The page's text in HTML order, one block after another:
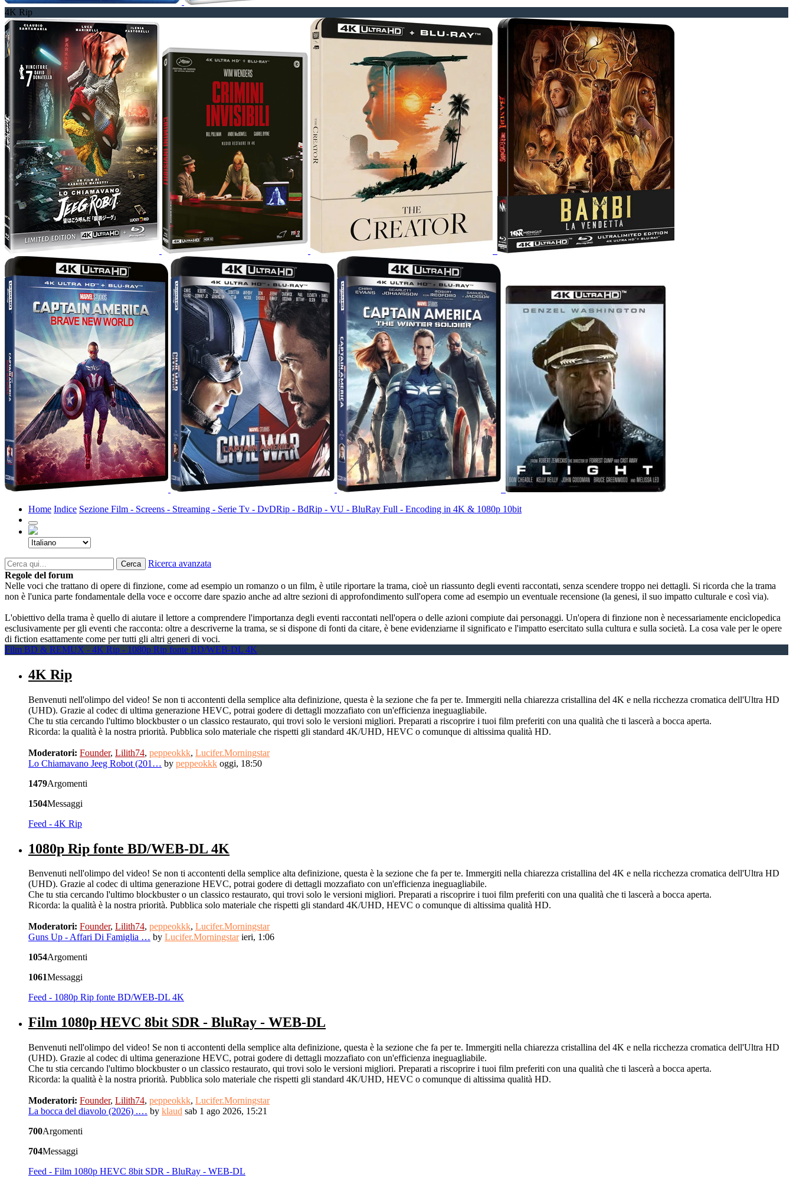
4K Rip
Home Indice Sezione Film - Screens - Streaming - Serie Tv - DvDRip - BdRip - VU - BluRay Full - Encoding in 4K & 1080p 10bit
Cerca
Ricerca avanzata
Regole del forum
Nelle voci che trattano di opere di finzione, come ad esempio un romanzo o un film, è utile riportare la trama, cioè un riassunto degli eventi raccontati, senza scendere troppo nei dettagli. Si ricorda che la trama
non è l'unica parte fondamentale della voce e occorre dare spazio anche ad altre sezioni di approfondimento sull'opera come ad esempio un eventuale recensione (la genesi, il suo impatto culturale e così via).
L'obiettivo della trama è quello di aiutare il lettore a comprendere l'importanza degli eventi raccontati nell'opera o delle azioni compiute dai personaggi. Un'opera di finzione non è necessariamente enciclopedica
esclusivamente per gli eventi che racconta: oltre a descriverne la trama, se si dispone di fonti da citare, è bene evidenziarne il significato e l'impatto esercitato sulla cultura e sulla società. La cosa vale per le opere
di fiction esattamente come per tutti gli altri generi di voci.
Film BD & REMUX - 4K Rip - 1080p Rip fonte BD/WEB-DL 4K
4K Rip
Benvenuti nell'olimpo del video! Se non ti accontenti della semplice alta definizione, questa è la sezione che fa per te. Immergiti nella chiarezza cristallina del 4K e nella ricchezza cromatica dell'Ultra HD
(UHD). Grazie al codec di ultima generazione HEVC, potrai godere di dettagli mozzafiato con un'efficienza ineguagliabile.
Che tu stia cercando l'ultimo blockbuster o un classico restaurato, qui trovi solo le versioni migliori. Preparati a riscoprire i tuoi film preferiti con una qualità che ti lascerà a bocca aperta.
Ricorda: la qualità è la nostra priorità. Pubblica solo materiale che rispetti gli standard 4K/UHD, HEVC o comunque di altissima qualità HD.
Moderatori: Founder, Lilith74, peppeokkk, Lucifer.Morningstar
Lo Chiamavano Jeeg Robot (201… by peppeokkk oggi, 18:50
1479Argomenti
1504Messaggi
Feed - 4K Rip
1080p Rip fonte BD/WEB-DL 4K
Benvenuti nell'olimpo del video! Se non ti accontenti della semplice alta definizione, questa è la sezione che fa per te. Immergiti nella chiarezza cristallina del 4K e nella ricchezza cromatica dell'Ultra HD
(UHD). Grazie al codec di ultima generazione HEVC, potrai godere di dettagli mozzafiato con un'efficienza ineguagliabile.
Che tu stia cercando l'ultimo blockbuster o un classico restaurato, qui trovi solo le versioni migliori. Preparati a riscoprire i tuoi film preferiti con una qualità che ti lascerà a bocca aperta.
Ricorda: la qualità è la nostra priorità. Pubblica solo materiale che rispetti gli standard 4K/UHD, HEVC o comunque di altissima qualità HD.
Moderatori: Founder, Lilith74, peppeokkk, Lucifer.Morningstar
Guns Up - Affari Di Famiglia … by Lucifer.Morningstarieri, 1:06
1054Argomenti
1061Messaggi
Feed - 1080p Rip fonte BD/WEB-DL 4K
Film 1080p HEVC 8bit SDR - BluRay - WEB-DL
Benvenuti nell'olimpo del video! Se non ti accontenti della semplice alta definizione, questa è la sezione che fa per te. Immergiti nella chiarezza cristallina del 4K e nella ricchezza cromatica dell'Ultra HD
(UHD). Grazie al codec di ultima generazione HEVC, potrai godere di dettagli mozzafiato con un'efficienza ineguagliabile.
Che tu stia cercando l'ultimo blockbuster o un classico restaurato, qui trovi solo le versioni migliori. Preparati a riscoprire i tuoi film preferiti con una qualità che ti lascerà a bocca aperta.
Ricorda: la qualità è la nostra priorità. Pubblica solo materiale che rispetti gli standard 4K/UHD, HEVC o comunque di altissima qualità HD.
Moderatori: Founder, Lilith74, peppeokkk, Lucifer.Morningstar
La bocca del diavolo (2026) .… by klaud sab 1 ago 2026, 15:21
700Argomenti
704Messaggi
Feed - Film 1080p HEVC 8bit SDR - BluRay - WEB-DL